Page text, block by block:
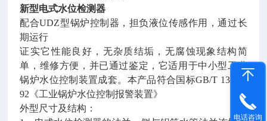
新型电式水位检测器
配合UDZ型锅炉控制器，担负液位传感作用，通过长
期运行
证实它性能良好，无杂质结垢，无腐蚀现象结构简
单，维修方便，并已通过鉴定，它适用于中小型工业
锅炉水位控制装置成套。本产品符合国标GB/T 13638-
92《工业锅炉水位控制报警装置》
外型尺寸及结构：
电话咨询